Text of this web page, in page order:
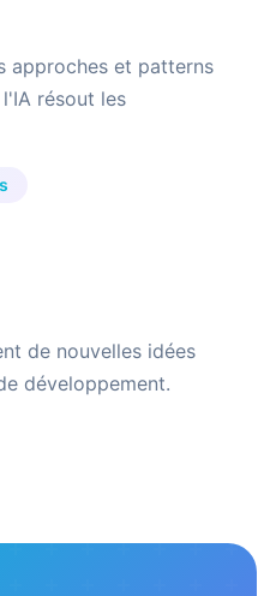
approches et patterns
résout les
de nouvelles idées
développement.